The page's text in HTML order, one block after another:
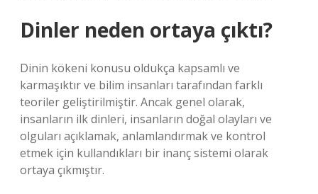
Dinler neden ortaya çıktı?
Dinin kökeni konusu oldukça kapsamlı ve
karmaşıktır ve bilim insanları tarafından farklı
teoriler geliştirilmiştir. Ancak genel olarak,
insanların ilk dinleri, insanların doğal olayları ve
olguları açıklamak, anlamlandırmak ve kontrol
etmek için kullandıkları bir inanç sistemi olarak
ortaya çıkmıştır.